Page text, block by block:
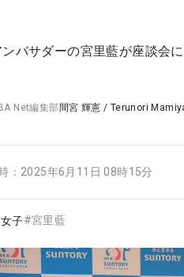
バサダーの宮里藍が座談会
Net編集部間宮 輝憲 / Terunori
： 2025年6月11日 08時15分
子#宮里藍